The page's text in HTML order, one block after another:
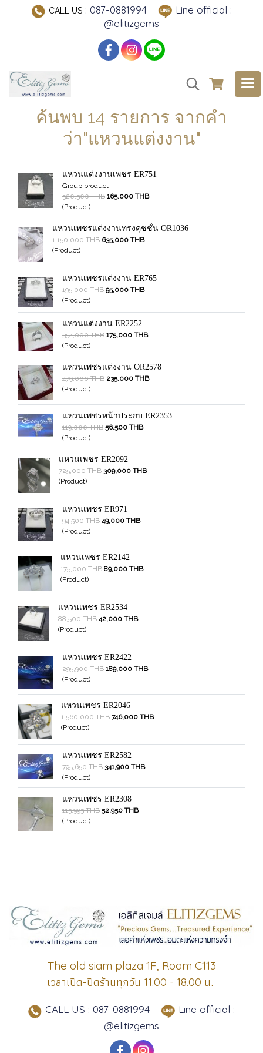
CALL US: 087-0881994
Line official :
@elitizgems
ค้นพบ 14 รายการ จากคำ
ว่า"แหวนแต่งงาน"
แหวนแต่งงานเพชร ER751
Group product
320,500 THB 165,000 THB
(Product)
แหวนเพชรแต่งงานทรงคุชชั่น OR1036
1,150,000 THB 635,000 THB
(Product)
แหวนเพชรแต่งงาน ER765
195,000 THB 95,000 THB
(Product)
แหวนแต่งงาน ER2252
354,000 THB 175,000 THB
(Product)
แหวนเพชรแต่งงาน OR2578
479,000 THB 235,000 THB
(Product)
แหวนเพชรหน้าประกบ ER2353
119,000 THB 56,500 THB
(Product)
แหวนเพชร ER2092
725,000 THB 309,000 THB
(Product)
แหวนเพชร ER971
94,500 THB 49,000 THB
(Product)
แหวนเพชร ER2142
175,000 THB 89,000 THB
(Product)
แหวนเพชร ER2534
88,500 THB 42,000 THB
(Product)
แหวนเพชร ER2422
295,900 THB 189,000 THB
(Product)
แหวนเพชร ER2046
1,560,000 THB 746,000 THB
(Product)
แหวนเพชร ER2582
795,650 THB 341,900 THB
(Product)
แหวนเพชร ER2308
115,995 THB 52,950 THB
(Product)
The old siam plaza 1F, Room C113
เวลาเปิด-ปิดร้านทุกวัน 11.00 - 18.00 น.
CALL US : 087-0881994
Line official :
@elitizgems